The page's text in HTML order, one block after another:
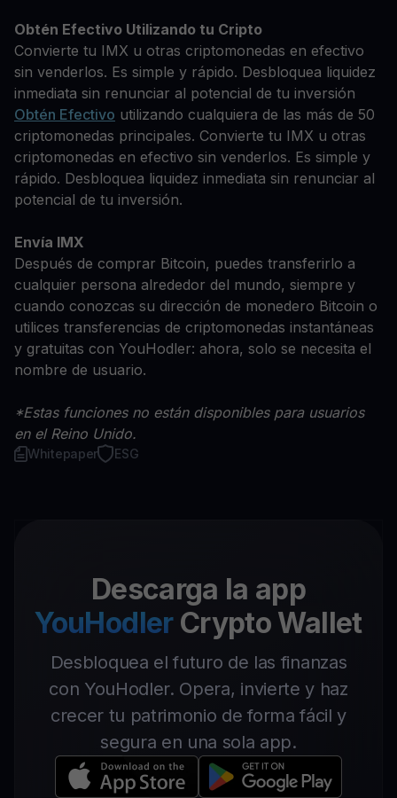
Obtén Efectivo Utilizando tu Cripto
Convierte tu IMX u otras criptomonedas en efectivo
sin venderlos. Es simple y rápido. Desbloquea liquidez
inmediata sin renunciar al potencial de tu inversión
Obtén Efectivo utilizando cualquiera de las más de 50
criptomonedas principales. Convierte tu IMX u otras
criptomonedas en efectivo sin venderlos. Es simple y
rápido. Desbloquea liquidez inmediata sin renunciar al
potencial de tu inversión.
Envía IMX
Después de comprar Bitcoin, puedes transferirlo a
cualquier persona alrededor del mundo, siempre y
cuando conozcas su dirección de monedero Bitcoin o
utilices transferencias de criptomonedas instantáneas
y gratuitas con YouHodler: ahora, solo se necesita el
nombre de usuario.
*Estas funciones no están disponibles para usuarios
en el Reino Unido.
Whitepaper ESG
Descarga la app
YouHodler Crypto Wallet
Desbloquea el futuro de las finanzas
con YouHodler. Opera, invierte y haz
crecer tu patrimonio de forma fácil y
segura en una sola app.